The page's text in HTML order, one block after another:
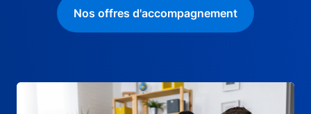
Nos offres d'accompagnement